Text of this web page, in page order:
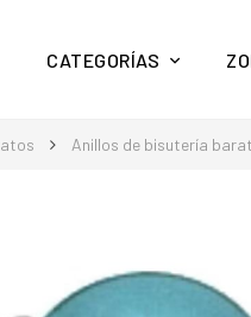
y mucho más
CATEGORÍAS
Anillos de bisutería